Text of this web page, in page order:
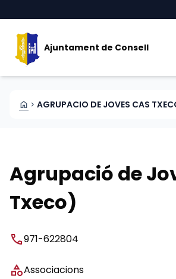
Ajuntament de Consell
HOME CHEVRON_RIGHT AGRUPACIO DE JOVES CAS
Agrupació de
Txeco)
phone971-622804
categoryAssociacions